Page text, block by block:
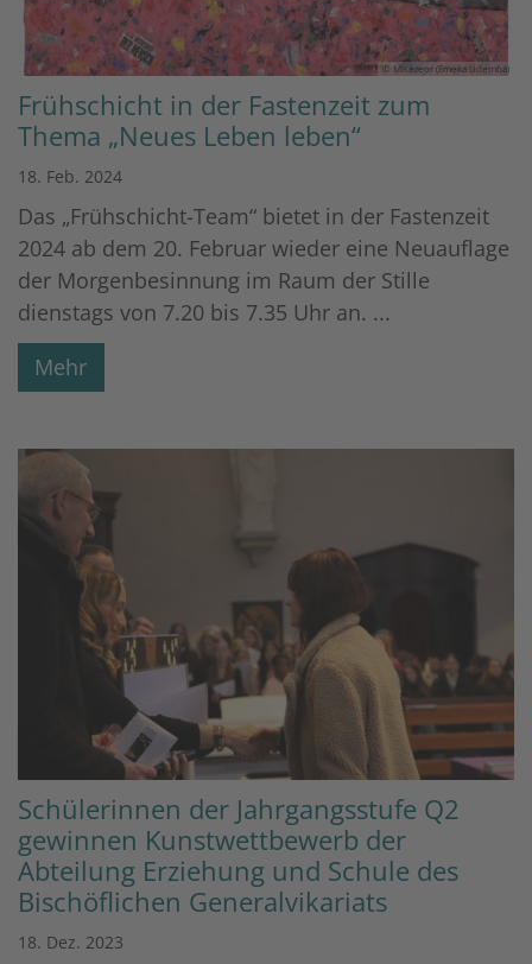
© Misereor (Emeka Udemba)
Frühschicht in der Fastenzeit zum
Thema „Neues Leben leben“
18. Feb. 2024
Das „Frühschicht-Team“ bietet in der Fastenzeit
2024 ab dem 20. Februar wieder eine Neuauflage
der Morgenbesinnung im Raum der Stille
dienstags von 7.20 bis 7.35 Uhr an. ...
Mehr
Schülerinnen der Jahrgangsstufe Q2
gewinnen Kunstwettbewerb der
Abteilung Erziehung und Schule des
Bischöflichen Generalvikariats
18. Dez. 2023